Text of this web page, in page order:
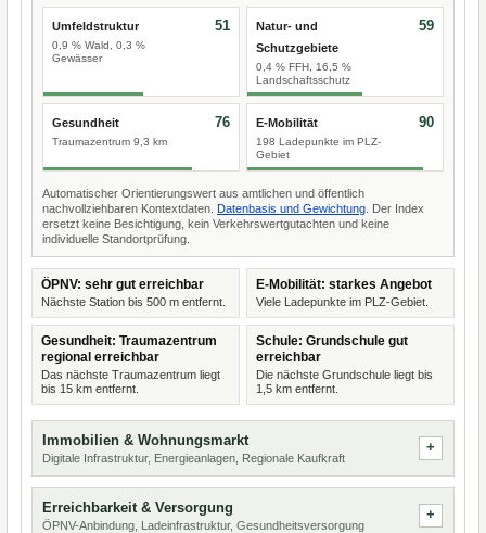
Umfeldstruktur
0,9 % Wald, 0,3 %
Gewässer
51
Natur- und
Schutzgebiete
0,4 % FFH, 16,5 %
Landschaftsschutz
59
Gesundheit
Traumazentrum 9,3 km
76 E-Mobilität
198 Ladepunkte im PLZ-
Gebiet
90
Automatischer Orientierungswert aus amtlichen und öffentlich
nachvollziehbaren Kontextdaten. Datenbasis und Gewichtung . Der Index
ersetzt keine Besichtigung, kein Verkehrswertgutachten und keine
individuelle Standortprüfung.
ÖPNV: sehr gut erreichbar
Nächste Station bis 500 m entfernt.
E-Mobilität: starkes Angebot
Viele Ladepunkte im PLZ-Gebiet.
Gesundheit: Traumazentrum
regional erreichbar
Das nächste Traumazentrum liegt
bis 15 km entfernt.
Schule: Grundschule gut
erreichbar
Die nächste Grundschule liegt bis
1,5 km entfernt.
Immobilien & Wohnungsmarkt
Digitale Infrastruktur, Energieanlagen, Regionale Kaufkraft
Erreichbarkeit & Versorgung
ÖPNV-Anbindung, Ladeinfrastruktur, Gesundheitsversorgung